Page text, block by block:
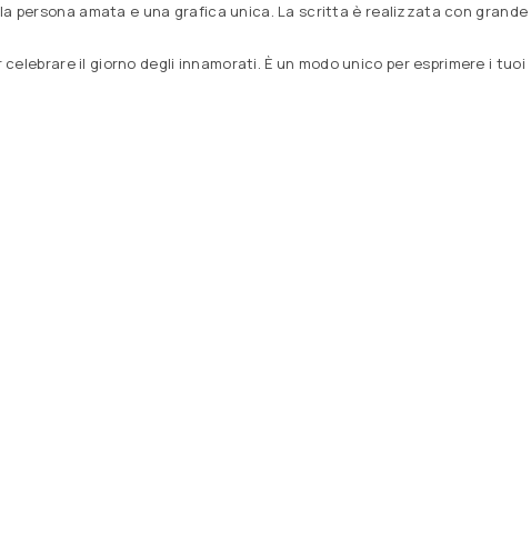
persona amata e una grafica unica. La scritta è realizzata con grande
il giorno degli innamorati. È un modo unico per esprimere i tuoi